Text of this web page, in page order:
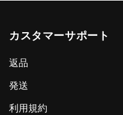
カスタマーサポート
返品
発送
利用規約